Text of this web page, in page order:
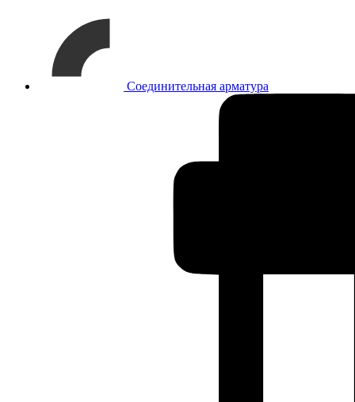
Соединительная арматура